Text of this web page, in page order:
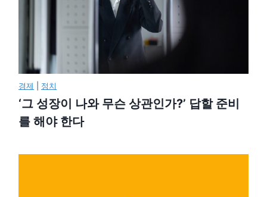
경제 정치
‘그 성장이 나와 무슨 상관인가?’ 답할 준비
를 해야 한다